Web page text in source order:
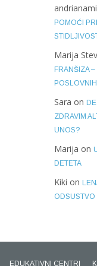
POMOĆI
Marija
FRANŠIZA
Sara on
ZDRAVIM
UNOS?
Marija on
DETETA
Kiki on
ODSUSTVO
EDUKATIVNI CENTRI